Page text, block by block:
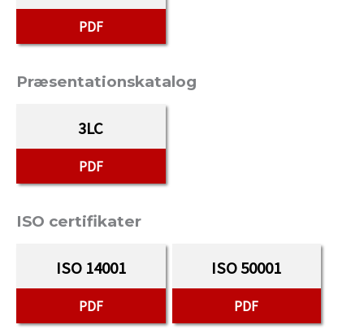
PDF
Præsentationskatalog
3LC
PDF
ISO certifikater
ISO 14001
PDF
ISO 50001
PDF